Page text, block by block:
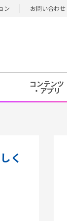
ン お問い合わせ
コンテンツ
・アプリ
く